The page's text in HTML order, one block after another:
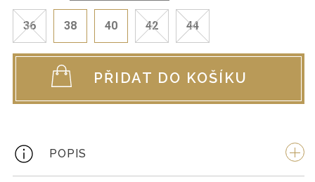
36 38 40 42 44
PŘIDAT DO KOŠÍKU
POPIS